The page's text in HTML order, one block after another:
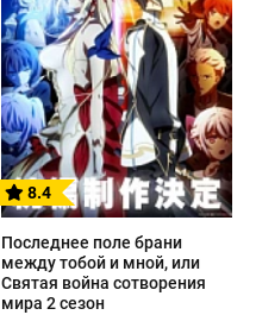
8.4
Последнее поле брани
между тобой и мной, или
Святая война сотворения
мира 2 сезон